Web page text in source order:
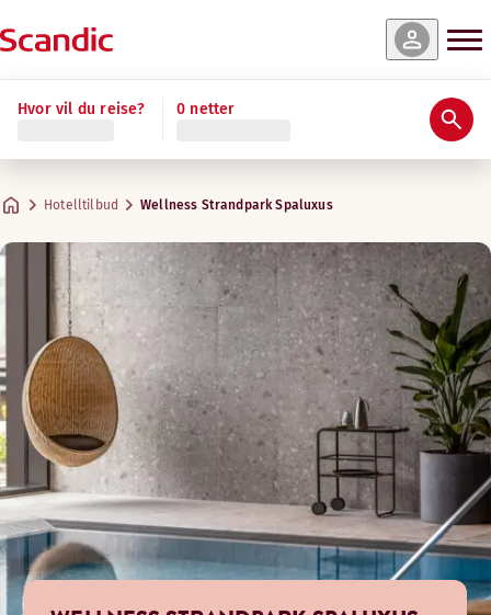
Hvor vil du reise? 0 netter
Hotelltilbud Wellness Strandpark Spaluxus